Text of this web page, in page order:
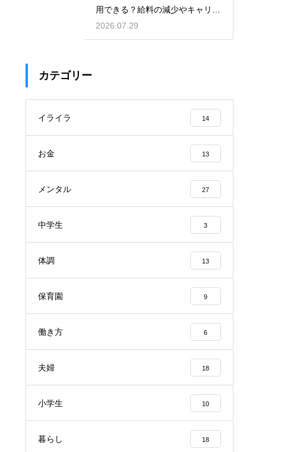
用できる？給料の減少やキャリア
への影響を考慮して賢く働くため
のポイント
2026.07.29
カテゴリー
イライラ 14
お金 13
メンタル 27
中学生 3
体調 13
保育園 9
働き方 6
夫婦 18
小学生 10
暮らし 18